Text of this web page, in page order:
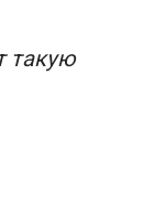
такую